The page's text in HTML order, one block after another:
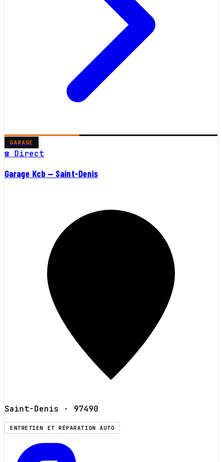
GARAGE
☎ Direct
Garage Kcb — Saint-Denis
Saint-Denis · 97490
ENTRETIEN ET RÉPARATION AUTO